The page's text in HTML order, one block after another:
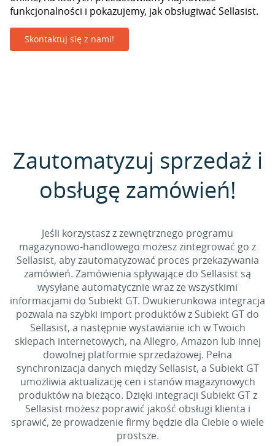
funkcjonalności i pokazujemy, jak obsługiwać Sellasist.
Skontaktuj się z nami!
Zautomatyzuj sprzedaż i
obsługę zamówień!
Jeśli korzystasz z zewnętrznego programu
magazynowo-handlowego możesz zintegrować go z
Sellasist, aby zautomatyzować proces przekazywania
zamówień. Zamówienia spływające do Sellasist są
wysyłane automatycznie wraz ze wszystkimi
informacjami do Subiekt GT. Dwukierunkowa integracja
pozwala na szybki import produktów z Subiekt GT do
Sellasist, a następnie wystawianie ich w Twoich
sklepach internetowych, na Allegro, Amazon lub innej
dowolnej platformie sprzedażowej. Pełna
synchronizacja danych między Sellasist, a Subiekt GT
umożliwia aktualizację cen i stanów magazynowych
produktów na bieżąco. Dzięki integracji Subiekt GT z
Sellasist możesz poprawić jakość obsługi klienta i
sprawić, że prowadzenie firmy będzie dla Ciebie o wiele
prostsze.